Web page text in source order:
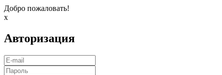
Добро пожаловать!
x
Авторизация